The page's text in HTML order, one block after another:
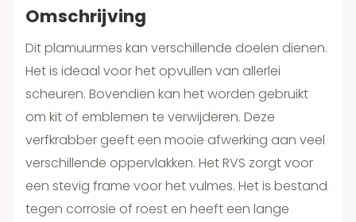
Omschrijving
Dit plamuurmes kan verschillende doelen dienen.
Het is ideaal voor het opvullen van allerlei
scheuren. Bovendien kan het worden gebruikt
om kit of emblemen te verwijderen. Deze
verfkrabber geeft een mooie afwerking aan veel
verschillende oppervlakken. Het RVS zorgt voor
een stevig frame voor het vulmes. Het is bestand
tegen corrosie of roest en heeft een lange